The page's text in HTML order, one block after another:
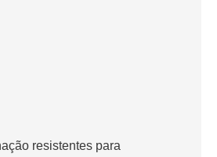
resistentes para